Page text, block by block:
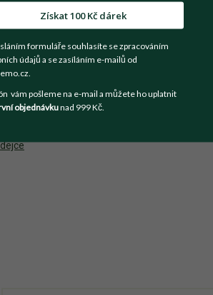
Facebook
Získat 100 Kč dárek
formuláře souhlasíte se zpracováním
údajů a se zasíláním e-mailů od
vám pošleme na e-mail a můžete ho uplatnit
objednávkunad 999 Kč.